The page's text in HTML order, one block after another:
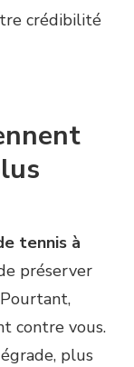
crédibilité
tennis à
préserver
contre vous.
plus